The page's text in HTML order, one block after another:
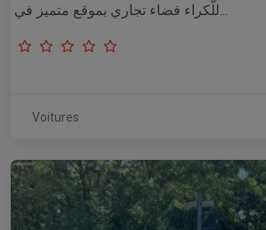
للّكراء فضاء تجاري بموقع متميز في...
Voitures